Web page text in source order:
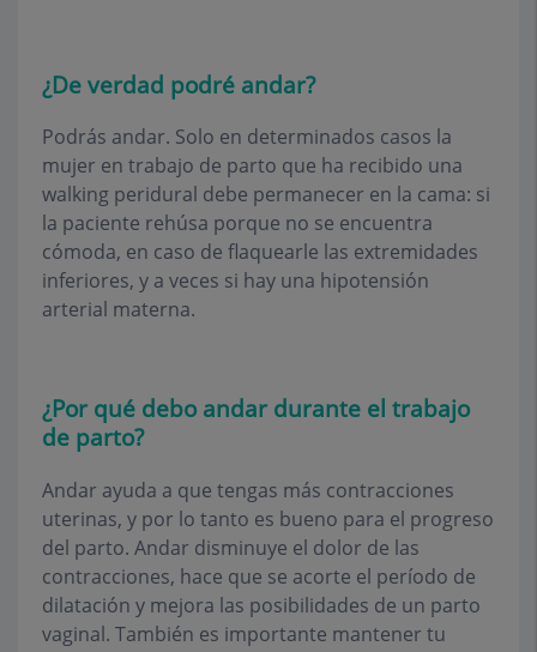
¿De verdad podré andar?
Podrás andar. Solo en determinados casos la
mujer en trabajo de parto que ha recibido una
walking peridural debe permanecer en la cama: si
la paciente rehúsa porque no se encuentra
cómoda, en caso de flaquearle las extremidades
inferiores, y a veces si hay una hipotensión
arterial materna.
¿Por qué debo andar durante el trabajo
de parto?
Andar ayuda a que tengas más contracciones
uterinas, y por lo tanto es bueno para el progreso
del parto. Andar disminuye el dolor de las
contracciones, hace que se acorte el período de
dilatación y mejora las posibilidades de un parto
vaginal. También es importante mantener tu